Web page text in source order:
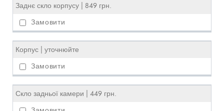
Заднє скло корпусу | 849 грн.
Корпус | уточнюйте
Скло задньої камери | 449 грн.